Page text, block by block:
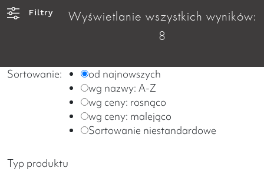
Filtry
Wyświetlanie wszystkich wyników:
8
Sortowanie:
od najnowszych
wg nazwy: A-Z
wg ceny: rosnąco
wg ceny: malejąco
Sortowanie niestandardowe
Typ produktu